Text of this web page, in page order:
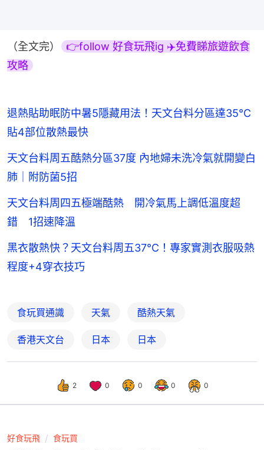
（全文完）
👉follow 好食玩飛ig ✈️免費睇旅遊飲食
攻略
退熱貼助眠防中暑5隱藏用法！天文台料分區達35°C
貼4部位散熱最快
天文台料周五酷熱分區37度 內地婦未洗冷氣就開變白
肺｜附防菌5招
天文台料周四五極端酷熱 開冷氣馬上調低溫度超
錯 1招速降溫
黑衣散熱快？天文台料周五37℃！專家實測衣服吸熱
程度+4穿衣技巧
食玩買通識 天氣 酷熱天氣
香港天文台 日本 日本
2 0 0 0 0
好食玩飛 食玩買